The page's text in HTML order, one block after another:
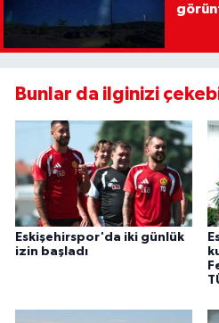
Bunlar da ilginizi
Eskişehirspor'da iki günlük
izin başladı